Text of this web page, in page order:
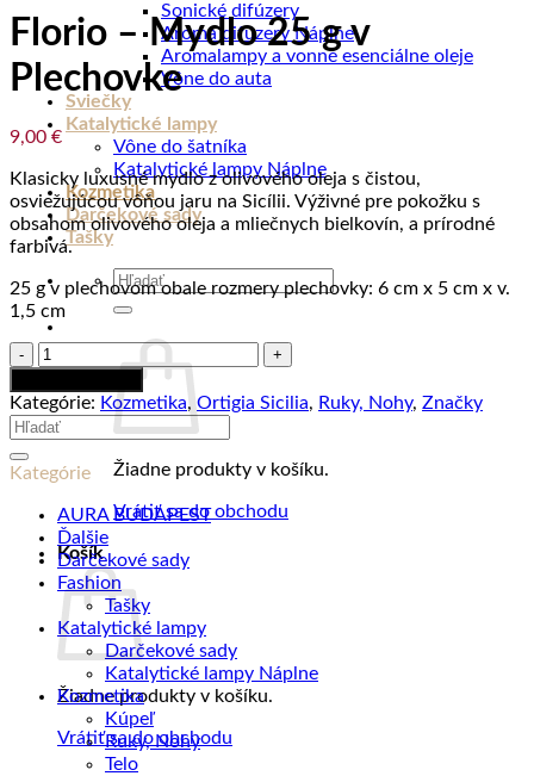
Sonické difúzery
Aroma difúzery Náplne
Aromalampy a vonné esenciálne oleje
Vône do auta
Sviečky
Katalytické lampy
Vône do šatníka
Katalytické lampy Náplne
Kozmetika
Darčekové sady
Tašky
Hľadať:
Žiadne produkty v košíku.
Vrátiť sa do obchodu
Košík
Žiadne produkty v košíku.
Vrátiť sa do obchodu
Florio – Mydlo 25 g v
Plechovke
9,00 €
Klasicky luxusné mydlo z olivového oleja s čistou,
osviežujúcou vôňou jaru na Sicílii. Výživné pre pokožku s
obsahom olivového oleja a mliečnych bielkovín, a prírodné
farbivá.
25 g v plechovom obale rozmery plechovky: 6 cm x 5 cm x v.
1,5 cm
množstvo
Florio
-
Mydlo
25
g
Plechovke
Kategórie: Kozmetika,Ortigia Sicilia, Ruky, Nohy, Značky
Hľadať:
Kategórie
AURA BUDAPEST
Ďalšie
Darčekové sady
Fashion
Tašky
Katalytické lampy
Darčekové sady
Katalytické lampy Náplne
Kozmetika
Kúpeľ
Ruky, Nohy
Telo